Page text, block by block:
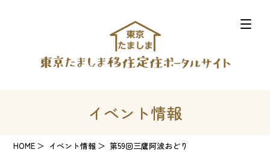
イベント情報
HOME イベント情報 第59回三鷹阿波おどり